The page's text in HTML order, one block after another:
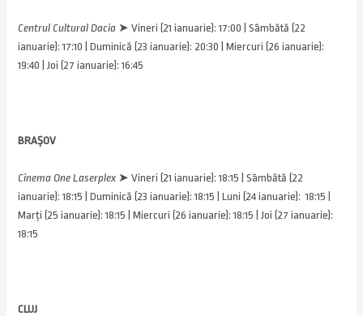
Centrul Cultural Dacia ➤ Vineri (21 ianuarie): 17:00 | Sâmbătă (22
ianuarie): 17:10 | Duminică (23 ianuarie): 20:30 | Miercuri (26 ianuarie):
19:40 | Joi (27 ianuarie): 16:45
BRAȘOV
Cinema One Laserplex ➤ Vineri (21 ianuarie): 18:15 | Sâmbătă (22
ianuarie): 18:15 | Duminică (23 ianuarie): 18:15 | Luni (24 ianuarie): 18:15 |
Marți (25 ianuarie): 18:15 | Miercuri (26 ianuarie): 18:15 | Joi (27 ianuarie):
18:15
CLUJ